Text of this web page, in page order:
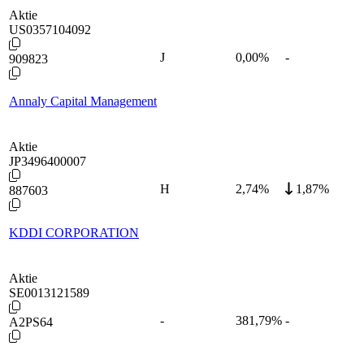
Aktie
US0357104092
909823
Annaly Capital Management
J 0,00% -
Aktie
JP3496400007
887603
KDDI CORPORATION
H 2,74% 1,87%
Aktie
SE0013121589
A2PS64 - 381,79% -